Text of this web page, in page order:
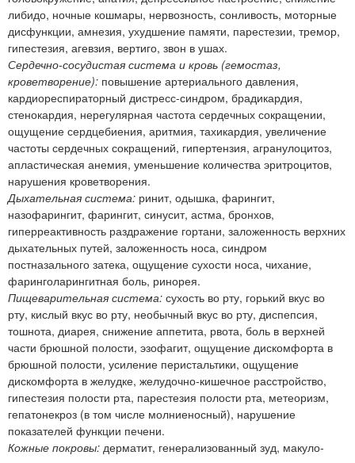
либидо, ночные кошмары, нервозность, сонливость, моторные
дисфункции, амнезия, ухудшение памяти, парестезии, тремор,
гипестезия, агевзия, вертиго, звон в ушах.
Сердечно-сосудистая система и кровь (гемостаз,
кроветворение): повышение артериального давления,
кардиореспираторный дистресс-синдром, брадикардия,
стенокардия, нерегулярная частота сердечных сокращении,
ощущение сердцебиения, аритмия, тахикардия, увеличение
частоты сердечных сокращений, гипертензия, агранулоцитоз,
апластическая анемия, уменьшение количества эритроцитов,
нарушения кроветворения.
Дыхательная система: ринит, одышка, фарингит,
назофарингит, фарингит, синусит, астма, бронхов,
гиперреактивность раздражение гортани, заложенность верхних
дыхательных путей, заложенность носа, синдром
постназального затека, ощущение сухости носа, чихание,
фаринголарингитная боль, ринорея.
Пищеварительная система: сухость во рту, горький вкус во
рту, кислый вкус во рту, необычный вкус во рту, диспепсия,
тошнота, диарея, снижение аппетита, рвота, боль в верхней
части брюшной полости, эзофагит, ощущение дискомфорта в
брюшной полости, усиление перистальтики, ощущение
дискомфорта в желудке, желудочно-кишечное расстройство,
гипестезия полости рта, парестезия полости рта, метеоризм,
гепатонекроз (в том числе молниеносный), нарушение
показателей функции печени.
Кожные покровы: дерматит, генерализованный зуд, макуло-